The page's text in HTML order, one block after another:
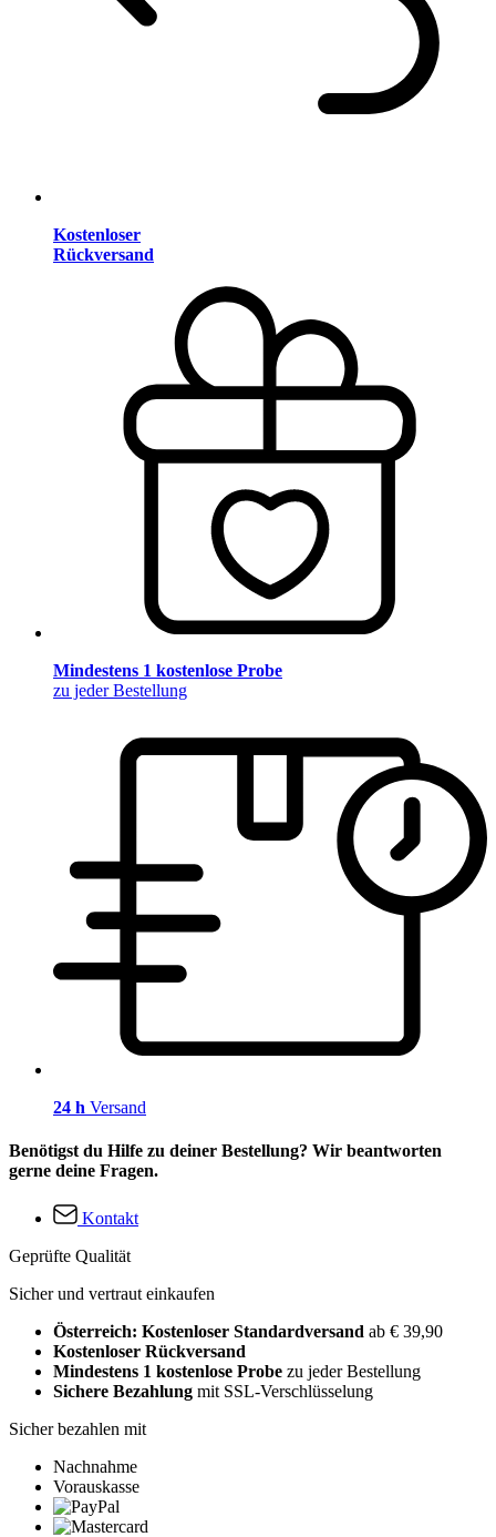
Kostenloser
Rückversand
Mindestens 1 kostenlose Probe
zu jeder Bestellung
24 h Versand
Benötigst du Hilfe zu deiner Bestellung? Wir beantworten
gerne deine Fragen.
Kontakt
Geprüfte Qualität
Sicher und vertraut einkaufen
Österreich: Kostenloser Standardversand ab € 39,90
Kostenloser Rückversand
Mindestens 1 kostenlose Probe zu jeder Bestellung
Sichere Bezahlung mit SSL-Verschlüsselung
Sicher bezahlen mit
Nachnahme
Vorauskasse